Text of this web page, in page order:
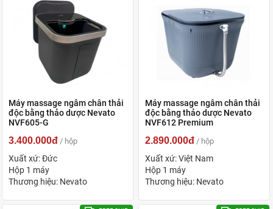
Máy massage ngâm chân thải
độc bằng thảo dược Nevato
NVF605-G
3.400.000đ / hộp
Xuất xứ: Đức
Hộp 1 máy
Thương hiệu: Nevato
Máy massage ngâm chân thải
độc bằng thảo dược Nevato
NVF612 Premium
2.890.000đ / hộp
Xuất xứ: Việt Nam
Hộp 1 máy
Thương hiệu: Nevato